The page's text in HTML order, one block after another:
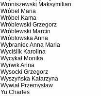
Wroniszewski Maksymilian
Wróbel Maria
Wróbel Kama
Wróblewski Grzegorz
Wróblewski Marcin
Wróblowska Anna
Wybraniec Anna Maria
Wyciślik Karolina
Wycykał Monika
Wyrwik Anna
Wysocki Grzegorz
Wyszyńska Katarzyna
Wywiał Przemysław
Yu Charles